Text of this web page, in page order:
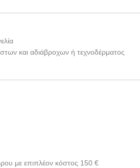
και αδιάβροχων ή τεχνοδέρματος
με επιπλέον κόστος 150 €